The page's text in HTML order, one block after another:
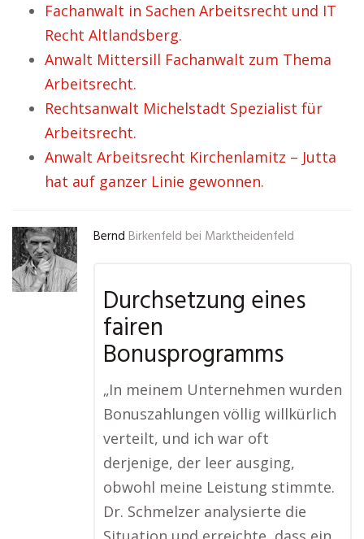
Fachanwalt in Sachen Arbeitsrecht und IT
Recht Altlandsberg.
Anwalt Mittersill Fachanwalt zum Thema
Arbeitsrecht.
Rechtsanwalt Michelstadt Spezialist für
Arbeitsrecht.
Anwalt Arbeitsrecht Kirchenlamitz – Jutta
hat auf ganzer Linie gewonnen.
Bernd Birkenfeld bei Marktheidenfeld
Durchsetzung eines
fairen
Bonusprogramms
„In meinem Unternehmen wurden
Bonuszahlungen völlig willkürlich
verteilt, und ich war oft
derjenige, der leer ausging,
obwohl meine Leistung stimmte.
Dr. Schmelzer analysierte die